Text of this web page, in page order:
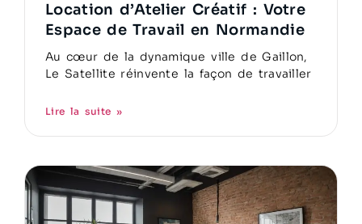
Location d’Atelier Créatif : Votre
Espace de Travail en Normandie
Au cœur de la dynamique ville de Gaillon,
Le Satellite réinvente la façon de travailler
Lire la suite »